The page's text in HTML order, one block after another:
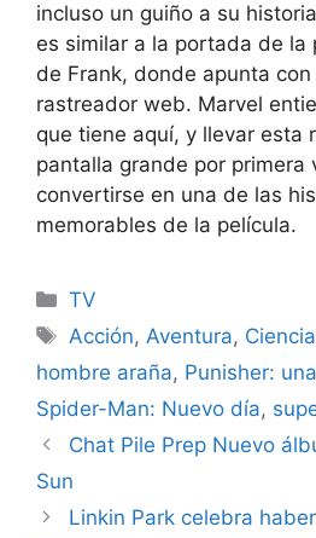
incluso un guiño a su
es similar a la portada de la
de Frank, donde apunta con
rastreador web. Marvel
que tiene aquí, y llevar esta
pantalla grande por primera
convertirse en una de las
memorables de la película.
Categories
TV
Tags
Acción,Aventura,
hombre araña, Punisher:
Spider-Man: Nuevo día,
Chat Pile Prep Nuevo
Sun
Linkin Park celebra